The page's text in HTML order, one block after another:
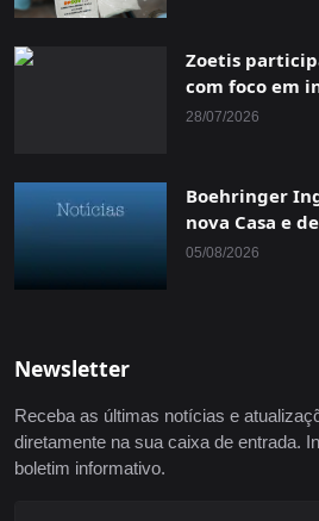
Zoetis
com foco em
28/07/2026
Boehringer
nova Casa e
05/08/2026
Newsletter
Receba as últimas notícias e
diretamente na sua caixa de entrada.
boletim informativo.